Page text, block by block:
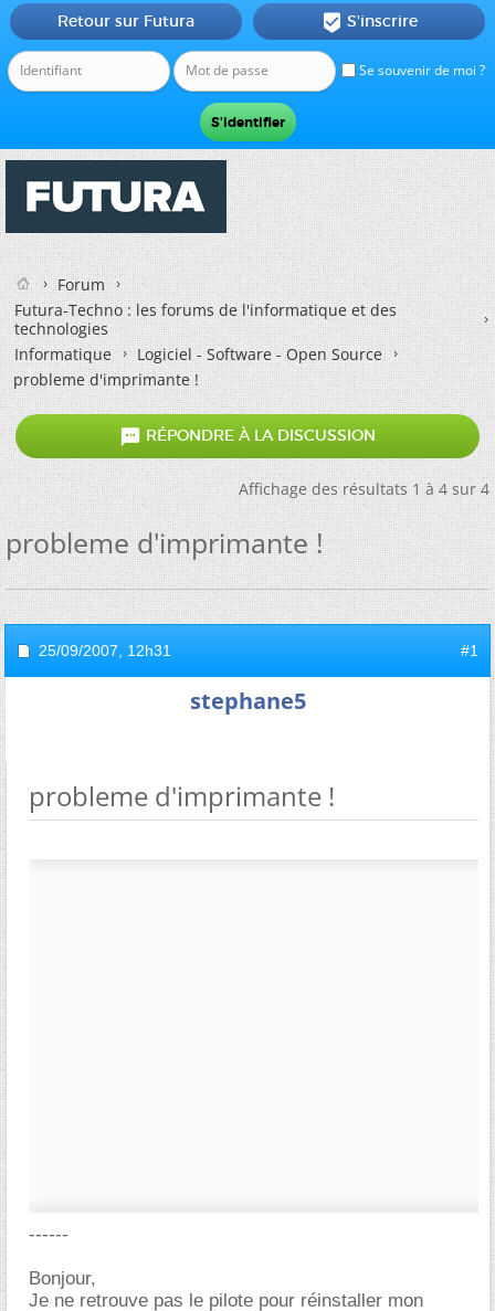
Se souvenir de moi ?
Retour sur Futura  S'inscrire
Forum
Futura-Techno : les forums de l'informatique et des
technologies
Informatique
Logiciel - Software - Open Source
probleme d'imprimante !
 RÉPONDRE À LA DISCUSSION
Affichage des résultats 1 à 4 sur 4
probleme d'imprimante !
25/09/2007, 12h31 #1
stephane5
probleme d'imprimante !
------
Bonjour,
Je ne retrouve pas le pilote pour réinstaller mon